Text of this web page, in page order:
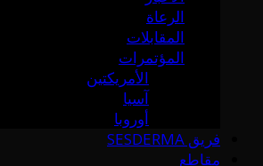
الرعاة
المقابلات
المؤتمرات
الأمريكتين
آسيا
أوروبا
فريق SESDERMA
مقاطع